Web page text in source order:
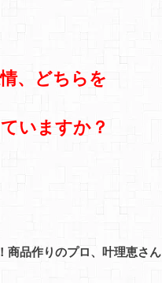
、どちらを
いますか？
商品作りのプロ、叶理恵さん